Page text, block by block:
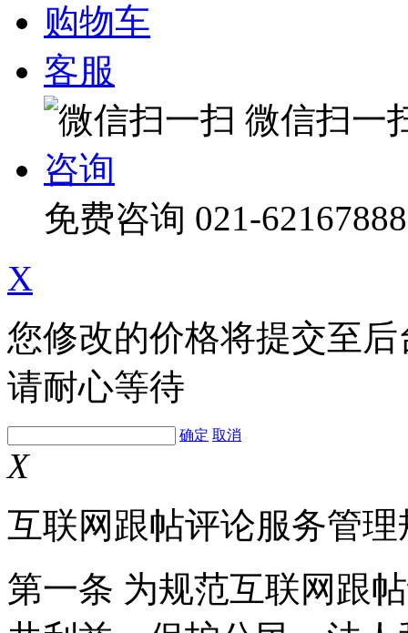
购物车
客服
微信扫一
咨询
免费咨询 021-62167888
X
您修改的价格将提交至
请耐心等待
确定 取消
X
互联网跟帖评论服务管理
第一条 为规范互联网跟